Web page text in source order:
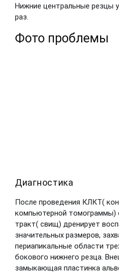
Нижние центральные резцы
раз.
Фото проблемы
Диагностика
После проведения КЛКТ(
компьютерной томограммы)
тракт( свищ) дренирует
значительных размеров,
периапикальные области
бокового нижнего резца.
замыкающая пластинка